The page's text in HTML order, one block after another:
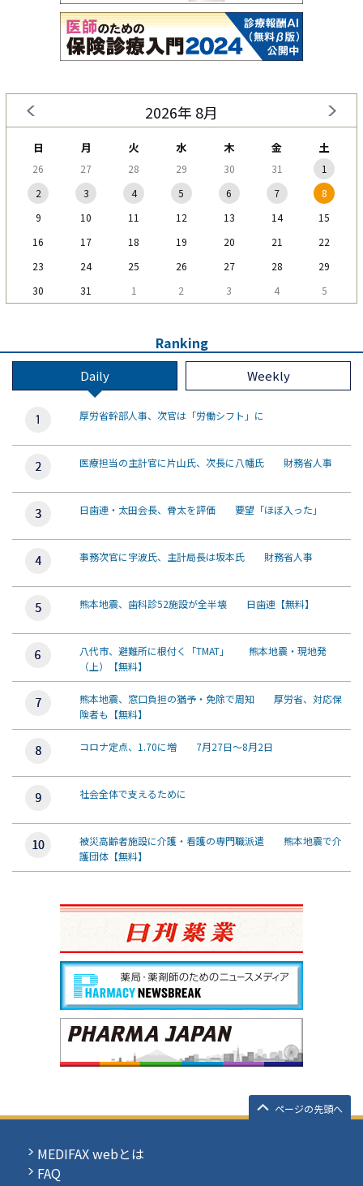
2026年 8月
日 月 火 水 木 金 土
26 27 28 29 30 31
1
2
3 4 5 6 7
8
9
10 11 12 13 14
15
16
17 18 19 20 21
22
23
24 25 26 27 28
29
30
31 1 2 3 4 5
Ranking
Daily Weekly
厚労省幹部人事、次官は「労働シフト」に
医療担当の主計官に片山氏、次長に八幡氏 財務省人事
日歯連・太田会長、骨太を評価 要望「ほぼ入った」
事務次官に宇波氏、主計局長は坂本氏 財務省人事
熊本地震、歯科診52施設が全半壊 日歯連【無料】
八代市、避難所に根付く「TMAT」 熊本地震・現地発
（上）【無料】
熊本地震、窓口負担の猶予・免除で周知 厚労省、対応保
険者も【無料】
コロナ定点、1.70に増 7月27日～8月2日
社会全体で支えるために
被災高齢者施設に介護・看護の専門職派遣 熊本地震で介
護団体【無料】
ページの先頭へ
MEDIFAX webとは
FAQ